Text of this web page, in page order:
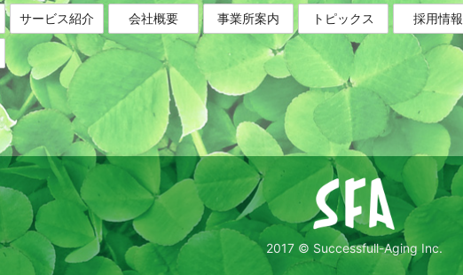
サービス紹介 会社概要 事業所案内 トピックス 採用情報
2017 © Successfull-Aging Inc.